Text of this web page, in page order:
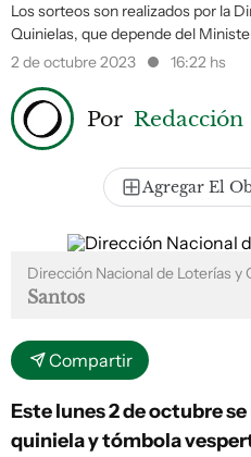
Los sorteos son realizados por la
Quinielas, que depende del
2 de octubre 2023
16:22 hs
Por Redacción
Agregar El
Dirección Nacional de Loterías y
Santos
Compartir
Este lunes 2 de octubre
quiniela y tómbola